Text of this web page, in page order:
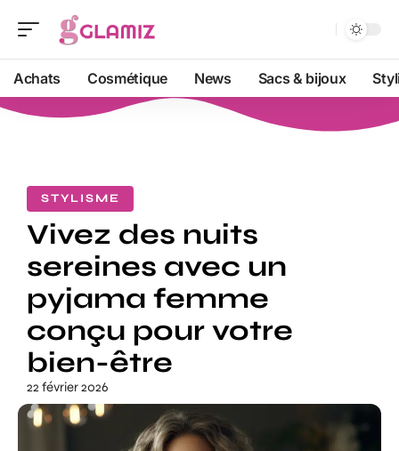
Achats Cosmétique News Sacs & bijoux
STYLISME
Vivez des nuits
sereines avec un
pyjama femme
conçu pour votre
bien-être
22 février 2026